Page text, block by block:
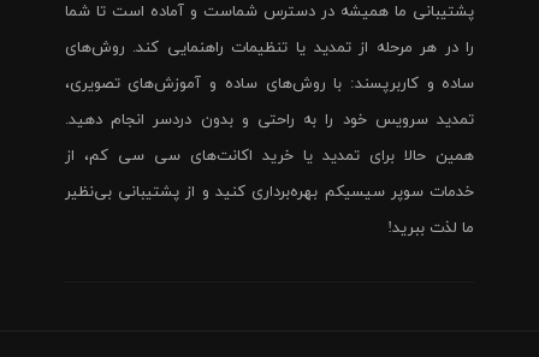
پشتیبانی ما همیشه در دسترس شماست و آماده است تا شما
را در هر مرحله از تمدید یا تنظیمات راهنمایی کند. روش‌های
ساده و کاربرپسند: با روش‌های ساده و آموزش‌های تصویری،
تمدید سرویس خود را به راحتی و بدون دردسر انجام دهید.
همین حالا برای تمدید یا خرید اکانت‌های سی سی کم، از
خدمات سوپر سیسیکم بهره‌برداری کنید و از پشتیبانی بی‌نظیر
ما لذت ببرید!